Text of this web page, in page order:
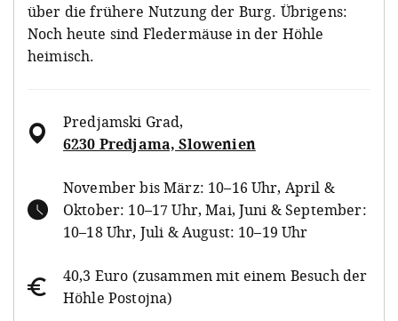
über die frühere Nutzung der Burg. Übrigens:
Noch heute sind Fledermäuse in der Höhle
heimisch.
Predjamski Grad,
6230 Predjama, Slowenien
November bis März: 10–16 Uhr, April &
Oktober: 10–17 Uhr, Mai, Juni & September:
10–18 Uhr, Juli & August: 10–19 Uhr
40,3 Euro (zusammen mit einem Besuch der
Höhle Postojna)